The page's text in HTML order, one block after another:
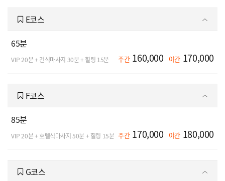
E코스
65분
VIP 20분 + 건식마사지 30분 + 힐링 15분 주간 160,000 야간 170,000
F코스
85분
VIP 20분 + 호텔식마사지 50분 + 힐링 15분 주간 170,000 야간 180,000
G코스